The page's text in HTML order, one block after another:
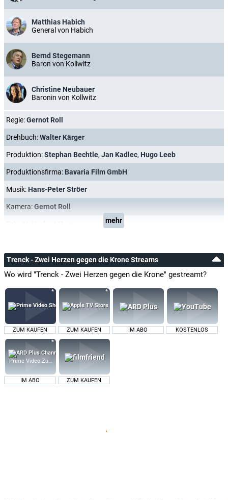
Matthias Habich
General von Habich
Bernd Stegemann
Baron von Kollwitz
Christine Neubauer
Baronin von Kollwitz
Regie:Gernot Roll
Drehbuch:Walter Kärger
Produktion:Stephan Bechtle, Jan Kadlec, Hugo Leeb
Produktionsfirma: Bavaria Film GmbH
Musik: Hans-Peter Ströer
Kamera:Gernot Roll
mehr
Trenck - Zwei Herzen gegen die Krone Streams
Wo wird "Trenck - Zwei Herzen gegen die Krone" gestreamt?
ZUM KAUFEN ZUM KAUFEN IM ABO KOSTENLOS
Prime Video Zusatz-Kanäle
IM ABO ZUM KAUFEN